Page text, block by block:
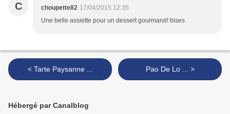
C choupette82 17/04/2015 12:35
Une belle assiette pour un dessert gourmand! bises
< Tarte Paysanne ... Pao De Lo ... >
Hébergé par Canalblog